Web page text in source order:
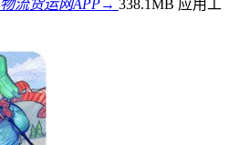
物流货运网APP→ 338.1MB 应用工